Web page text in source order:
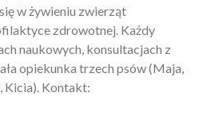
w żywieniu zwierząt
zdrowotnej. Każdy
naukowych, konsultacjach z
opiekunka trzech psów (Maja,
Kicia). Kontakt: